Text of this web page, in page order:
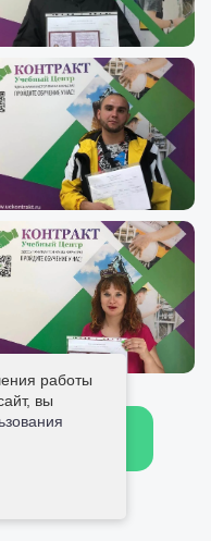
работы
вы